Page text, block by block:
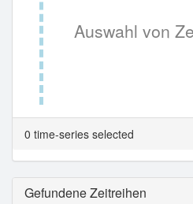
Auswahl von
0 time-series selected
Gefundene Zeitreihen